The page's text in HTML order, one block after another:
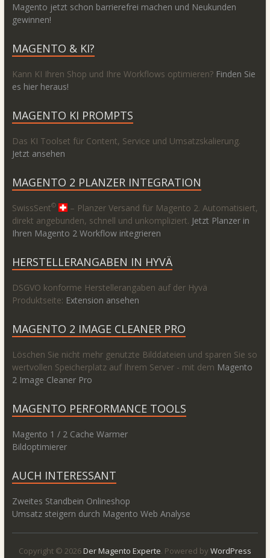
Magento jetzt schon barrierefrei machen und Neukunden
gewinnen!
MAGENTO & KI?
Kann KI Ihren Shop und Ihre Workflows optimieren? Finden Sie
es hier heraus!
MAGENTO KI PROMPTS
Das KI Toolset für Content, Service und Umsatzskalierung.
Jetzt ansehen
MAGENTO 2 PLANZER INTEGRATION
SwissSent©
– Planzer Versand für Magento 2. Automatisiert,
direkt angebunden, schnell und unkompliziert. Jetzt Planzer in
Ihren Magento 2 Workflow integrieren
HERSTELLERANGABEN IN HYVÄ
DSGVO konforme Herstellerangaben auf der Hyvä
Produktseite: Extension ansehen
MAGENTO 2 IMAGE CLEANER PRO
Löschen Sie nicht mehr genutzte Bilddateien und sparen Sie so
wertvollen Speicherplatz auf Ihrem Server - mit dem Magento
2 Image Cleaner Pro
MAGENTO PERFORMANCE TOOLS
Magento 1 / 2 Cache Warmer
Bildoptimierer
AUCH INTERESSANT
Zweites Standbein Onlineshop
Umsatz steigern durch Magento Web Analyse
Copyright © 2026Der Magento Experte. Powered by WordPress